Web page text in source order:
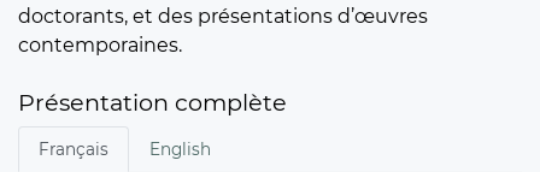
doctorants, et des présentations d’œuvres
contemporaines.
Présentation complète
Français English